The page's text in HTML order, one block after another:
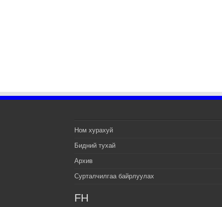
Ном хурахуй
Бидний тухай
Архив
Сурталчилгаа байрлуулах
FH